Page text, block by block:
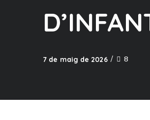
7 de maig de 2026 8